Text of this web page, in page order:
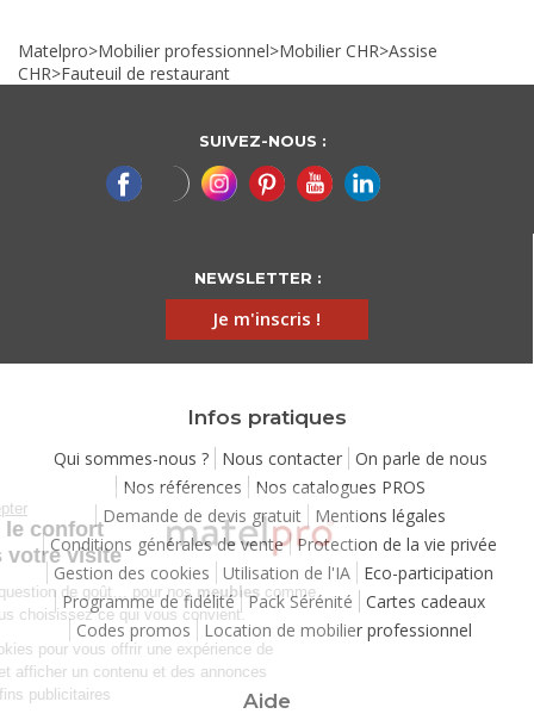
Matelpro>Mobilier professionnel>Mobilier CHR>Assise
CHR>Fauteuil de restaurant
SUIVEZ-NOUS :
NEWSLETTER :
Je m'inscris !
Infos pratiques
Qui sommes-nous ? Nous contacter
On parle de nous
Nos références
Nos catalogues PROS
Demande de devis gratuit
Mentions légales
Conditions générales de vente Protection de la vie privée
Gestion des cookies
Utilisation de l'IA
Eco-participation
Programme de fidélité Pack Sérénité
Cartes cadeaux
Codes promos
Location de mobilier professionnel
Aide
Continuer sans accepter
Chez Matelpro, le confort
commence dès votre visite
Leconfort, c'est une question de goût… pour nosmeubles
comme
pour nos cookies ! Vous choisissez ce qui vous convient.
Nous utilisons des cookies pour vous offrir une expérience de
navigation moelleuse et afficher un contenu et des annonces
personnalisées à des fins publicitaires